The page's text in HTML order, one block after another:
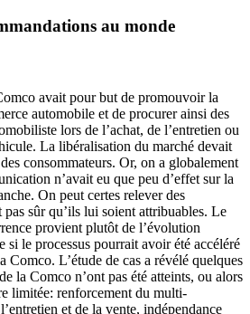
au monde
avait pour but de promouvoir la
automobile et de procurer ainsi des
lors de l’achat, de l’entretien ou
La libéralisation du marché devait
consommateurs. Or, on a globalement
n’avait eu que peu d’effet sur la
On peut certes relever des
pas sûr qu’ils lui soient attribuables. Le
provient plutôt de l’évolution
si le processus pourrait avoir été accéléré
Comco. L’étude de cas a révélé quelques
la Comco n’ont pas été atteints, ou alors
limitée: renforcement du multi-
et de la vente, indépendance